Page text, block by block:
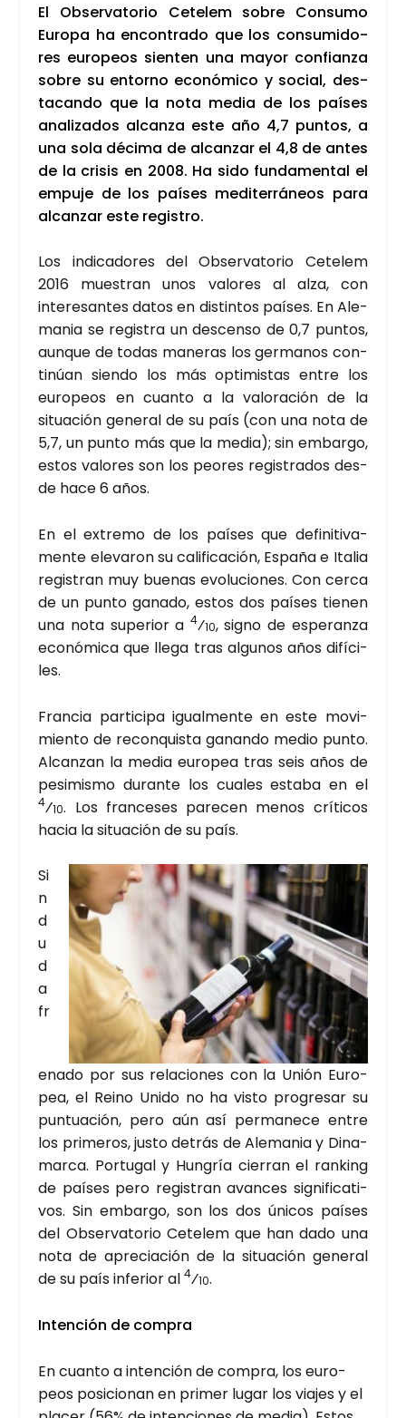
El Obser­va­to­rio Cete­lem sobre Con­su­mo
Euro­pa ha encon­tra­do que los con­su­mi­do­
res euro­peos sien­ten una mayor con­fian­za
sobre su entorno eco­nó­mi­co y social, des­
ta­can­do que la nota media de los paí­ses
ana­li­za­dos alcan­za este año 4,7 pun­tos, a
una sola déci­ma de alcan­zar el 4,8 de antes
de la cri­sis en 2008. Ha sido fun­da­men­tal el
empu­je de los paí­ses medi­te­rrá­neos para
alcan­zar este regis­tro.
Los indi­ca­do­res del Obser­va­to­rio Cete­lem
2016 mues­tran unos valo­res al alza, con
intere­san­tes datos en dis­tin­tos paí­ses. En Ale­
ma­nia se regis­tra un des­cen­so de 0,7 pun­tos,
aun­que de todas mane­ras los ger­ma­nos con­
ti­núan sien­do los más opti­mis­tas entre los
euro­peos en cuan­to a la valo­ra­ción de la
situa­ción gene­ral de su país (con una nota de
5,7, un pun­to más que la media); sin embar­go,
estos valo­res son los peo­res regis­tra­dos des­
de hace 6 años.
En el extre­mo de los paí­ses que defi­ni­ti­va­
men­te ele­va­ron su cali­fi­ca­ción, Espa­ña e Ita­lia
regis­tran muy bue­nas evo­lu­cio­nes. Con cer­ca
de un pun­to gana­do, estos dos paí­ses tie­nen
una nota supe­rior a 4⁄10, signo de espe­ran­za
eco­nó­mi­ca que lle­ga tras algu­nos años difí­ci­
les.
Fran­cia par­ti­ci­pa igual­men­te en este movi­
mien­to de recon­quis­ta ganan­do medio pun­to.
Alcan­zan la media euro­pea tras seis años de
pesi­mis­mo duran­te los cua­les esta­ba en el
4⁄10. Los fran­ce­ses pare­cen menos crí­ti­cos
hacia la situa­ción de su país.
Si
n
d
u
d
a
fr
e­na­do por sus rela­cio­nes con la Unión Euro­
pea, el Rei­no Uni­do no ha vis­to pro­gre­sar su
pun­tua­ción, pero aún así per­ma­ne­ce entre
los pri­me­ros, jus­to detrás de Ale­ma­nia y Dina­
mar­ca. Por­tu­gal y Hun­gría cie­rran el ran­king
de paí­ses pero regis­tran avan­ces sig­ni­fi­ca­ti­
vos. Sin embar­go, son los dos úni­cos paí­ses
del Obser­va­to­rio Cete­lem que han dado una
nota de apre­cia­ción de la situa­ción gene­ral
de su país infe­rior al4⁄10.
Inten­ción de com­pra
En cuan­to a inten­ción de com­pra, los euro­
peos posi­cio­nan en pri­mer lugar los via­jes y el